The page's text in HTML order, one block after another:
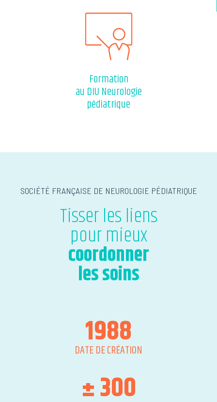
Formation
au DIU Neurologie
pédiatrique
SOCIÉTÉ FRANÇAISE DE NEUROLOGIE PÉDIATRIQUE
Tisser les liens
pour mieux
coordonner
les soins
1988
DATE DE CRÉATION
± 300